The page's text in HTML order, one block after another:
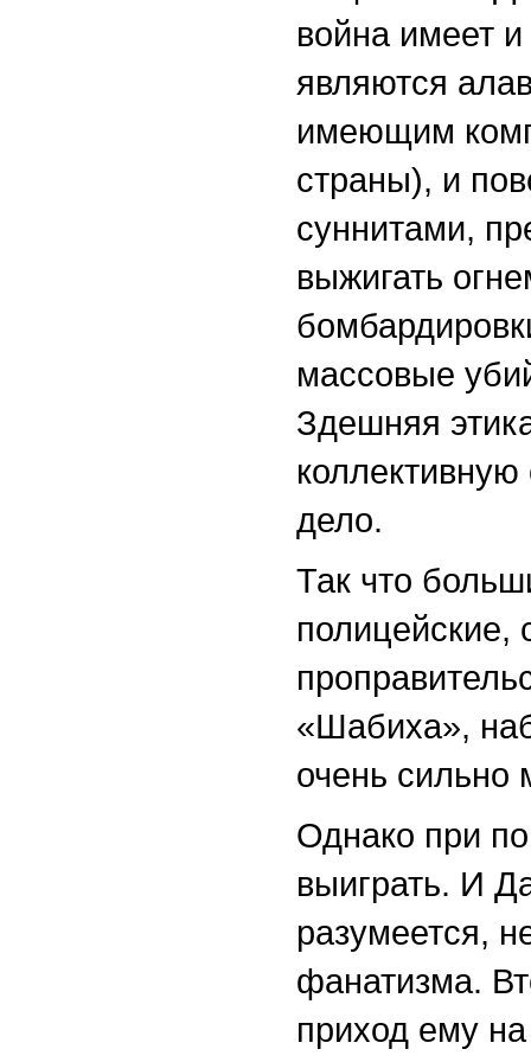
война имеет
являются
имеющим
страны), и
суннитами,
выжигать
массовые
Здешняя
коллективную
дело.
Так что
«Шабиха»,
очень сильно
Однако при
выиграть. И
разумеется,
фанатизма.
приход ему